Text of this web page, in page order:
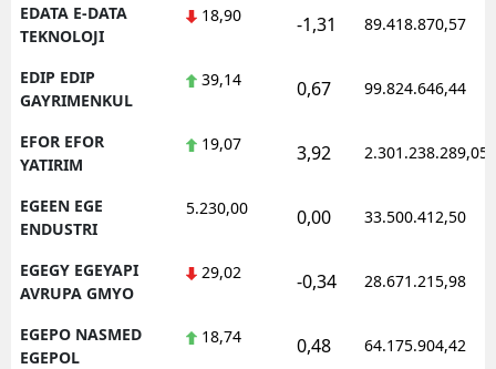
EDATA E-DATA
TEKNOLOJI
18,90 -1,31 89.418.870,57
EDIP EDIP
GAYRIMENKUL
39,14 0,67 99.824.646,44
EFOR EFOR
YATIRIM
19,07 3,92 2.301.238.289,05
EGEEN EGE
ENDUSTRI
5.230,00 0,00 33.500.412,50
EGEGY EGEYAPI
AVRUPA GMYO
29,02 -0,34 28.671.215,98
EGEPO NASMED
EGEPOL
18,74 0,48 64.175.904,42